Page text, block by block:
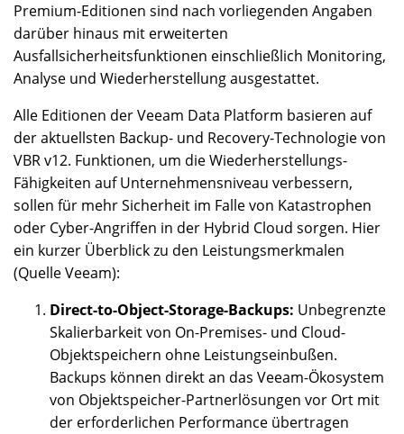
Premium-Editionen sind nach vorliegenden Angaben
darüber hinaus mit erweiterten
Ausfallsicherheitsfunktionen einschließlich Monitoring,
Analyse und Wiederherstellung ausgestattet.
Alle Editionen der Veeam Data Platform basieren auf
der aktuellsten Backup- und Recovery-Technologie von
VBR v12. Funktionen, um die Wiederherstellungs-
Fähigkeiten auf Unternehmensniveau verbessern,
sollen für mehr Sicherheit im Falle von Katastrophen
oder Cyber-Angriffen in der Hybrid Cloud sorgen. Hier
ein kurzer Überblick zu den Leistungsmerkmalen
(Quelle Veeam):
Direct-to-Object-Storage-Backups: Unbegrenzte
Skalierbarkeit von On-Premises- und Cloud-
Objektspeichern ohne Leistungseinbußen.
Backups können direkt an das Veeam-Ökosystem
von Objektspeicher-Partnerlösungen vor Ort mit
der erforderlichen Performance übertragen